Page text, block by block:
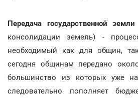
Передача государственной
консолидации земель) -
необходимый как для общин,
сегодня общинам передано
большинство из которых уже
следовательно пополняет